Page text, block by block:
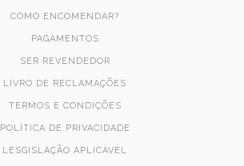
COMO ENCOMENDAR?
PAGAMENTOS
SER REVENDEDOR
LIVRO DE RECLAMAÇÕES
TERMOS E CONDIÇÕES
POLÍTICA DE PRIVACIDADE
LESGISLAÇÃO APLICÁVEL